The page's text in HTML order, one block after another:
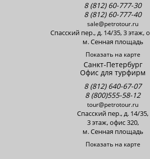
8 (812) 60-777-30
8 (812) 60-777-40
sale@petrotour.ru
Cпасский пер., д. 14/35, 3 этаж,
м. Сенная площадь
Показать на карте
Санкт-Петербург
Офис для турфирм
8 (812) 640-67-07
8 (800)555-58-12
tour@petrotour.ru
Cпасский пер., д. 14/35,
3 этаж, офис 320,
м. Сенная площадь
Показать на карте